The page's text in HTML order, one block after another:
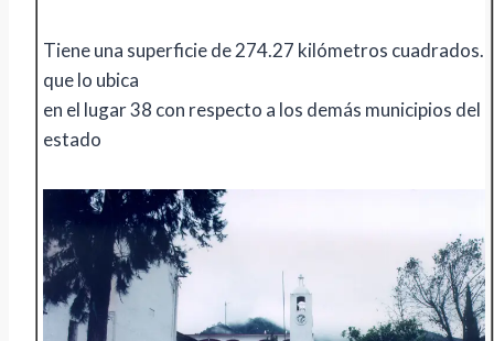
Tiene una superficie de 274.27 kilómetros cuadrados.
que lo ubica
en el lugar 38 con respecto a los demás municipios del
estado